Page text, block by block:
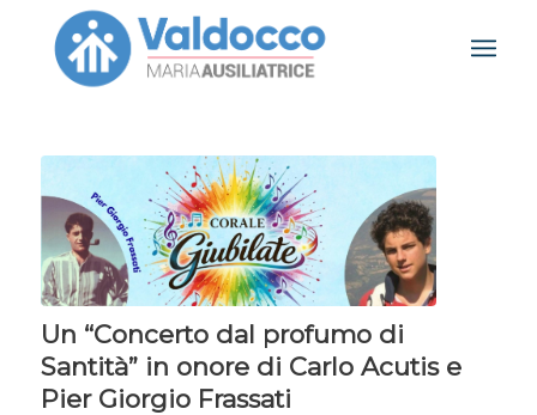
Un “Concerto dal profumo di
Santità” in onore di Carlo Acutis e
Pier Giorgio Frassati